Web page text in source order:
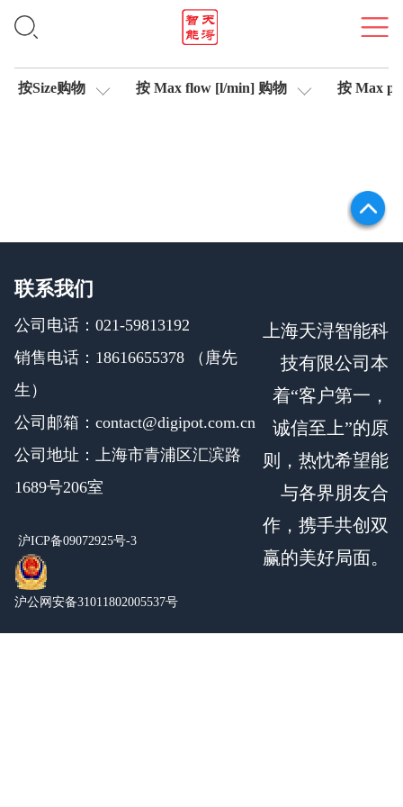
信号测试仪
按Size购物 按 Max flow [l/min] 购物 按 Max
联系我们
公司电话：021-59813192
销售电话：18616655378 （唐先
生）
公司邮箱：contact@digipot.com.cn
公司地址：上海市青浦区汇滨路
1689号206室
沪ICP备09072925号-3
沪公网安备31011802005537号
上海天浔智能科
技有限公司本
着“客户第一，
诚信至上”的原
则，热忱希望能
与各界朋友合
作，携手共创双
赢的美好局面。